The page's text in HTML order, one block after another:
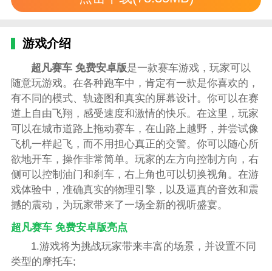
游戏介绍
超凡赛车 免费安卓版是一款赛车游戏，玩家可以
随意玩游戏。在各种跑车中，肯定有一款是你喜欢的，
有不同的模式、轨迹图和真实的屏幕设计。你可以在赛
道上自由飞翔，感受速度和激情的快乐。在这里，玩家
可以在城市道路上拖动赛车，在山路上越野，并尝试像
飞机一样起飞，而不用担心真正的交警。你可以随心所
欲地开车，操作非常简单。玩家的左方向控制方向，右
侧可以控制油门和刹车，右上角也可以切换视角。在游
戏体验中，准确真实的物理引擎，以及逼真的音效和震
撼的震动，为玩家带来了一场全新的视听盛宴。
超凡赛车 免费安卓版亮点
1.游戏将为挑战玩家带来丰富的场景，并设置不同
类型的摩托车;